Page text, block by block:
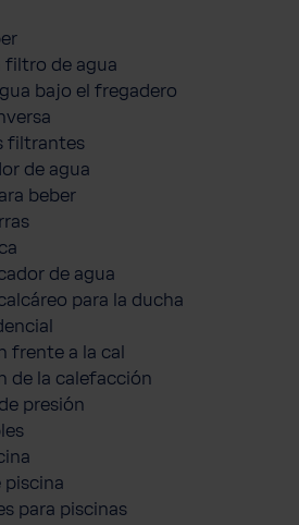
filtro de agua
bajo el fregadero
filtrantes
de agua
beber
de agua
para la ducha
frente a la cal
de la calefacción
presión
piscina
para piscinas